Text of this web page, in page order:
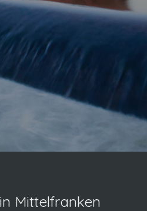
Mittelfranken